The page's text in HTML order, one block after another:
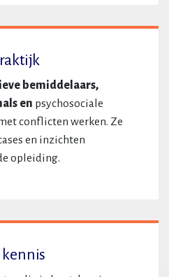
bemiddelaars,
en psychosociale
conflicten werken. Ze
en inzichten
opleiding.
kennis